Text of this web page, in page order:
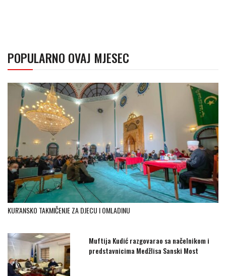
POPULARNO OVAJ MJESEC
KUR'ANSKO TAKMIČENJE ZA DJECU I OMLADINU
Muftija Kudić razgovarao sa načelnikom i
predstavnicima Medžlisa Sanski Most